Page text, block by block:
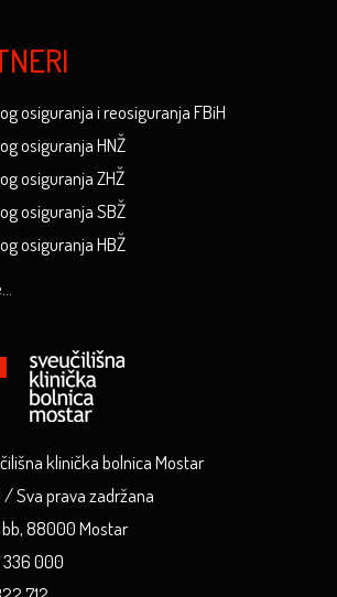
osiguranja i reosiguranja FBiH
osiguranja HNŽ
osiguranja ZHŽ
osiguranja SBŽ
osiguranja HBŽ
klinička bolnica Mostar
Sva prava zadržana
bb, 88000 Mostar
336 000